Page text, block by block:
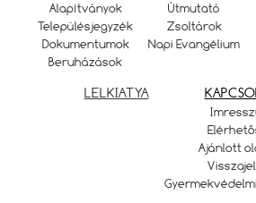
Alapítványok
Településjegyzék
Dokumentumok
Beruházások
Útmutató
Zsoltárok
Napi Evangélium
LELKIATYA
Ajánlott